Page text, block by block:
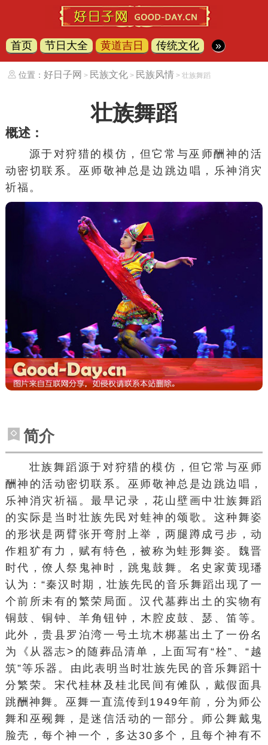
首页 节日大全 黄道吉日 传统文化 »
位置： 好日子网 > 民族文化> 民族风情 > 壮族舞蹈
壮族舞蹈
概述：
源于对狩猎的模仿，但它常与巫师酬神的活
动密切联系。巫师敬神总是边跳边唱， 乐神 消灾
祈福。
简介
壮族 舞蹈源于对狩猎的模仿，但它常与巫师
酬神的活动密切联系。巫师敬神总是边跳边唱，
乐神 消灾祈福。最早记录，花山壁画中壮族舞蹈
的实际是当时壮族先民对蛙神 的颂歌。这种舞姿
的形状是两臂张开弯肘上举，两腿蹲成 弓步 ，动
作粗犷有力，赋有特色，被称为蛙形舞姿。魏晋
时代，僚人祭鬼神时，跳鬼鼓舞。名史家黄现璠
认为：“秦汉 时期，壮族先民的音乐舞蹈出现了一
个前所未有的繁荣局面。汉代墓葬出土的实物有
铜鼓、铜钟 、 羊角钮钟 ，木腔 皮鼓 、瑟、笛等。
此外，贵县罗泊湾一号 土坑木梆墓出土了一份名
为《从器志>的随葬品清单，上面写有“栓”、“越
筑”等乐器。由此表明当时壮族先民的音乐舞蹈十
分繁荣。宋代桂林及桂北民间有傩队，戴假面具
跳酬神舞。巫舞一直流传到1949年前，分为师公
舞和巫觋舞，是迷信活动的一部分。师公舞戴鬼
脸壳，每个神一个，多达30多个，且每个神有不